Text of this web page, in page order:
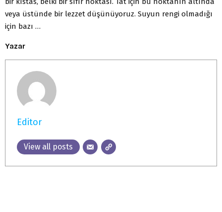
veya üstünde bir lezzet düşünüyoruz. Suyun rengi olmadığı
için bazı …
Yazar
Editor
View all posts